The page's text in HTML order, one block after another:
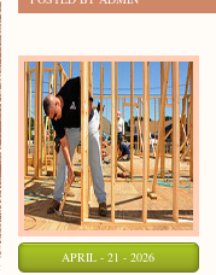
APRIL - 21 - 2026